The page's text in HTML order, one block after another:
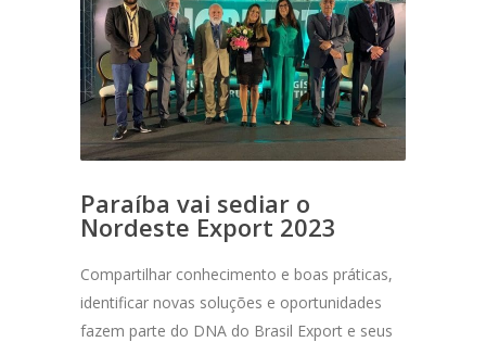
Paraíba vai sediar o
Nordeste Export 2023
Compartilhar conhecimento e boas práticas,
identificar novas soluções e oportunidades
fazem parte do DNA do Brasil Export e seus